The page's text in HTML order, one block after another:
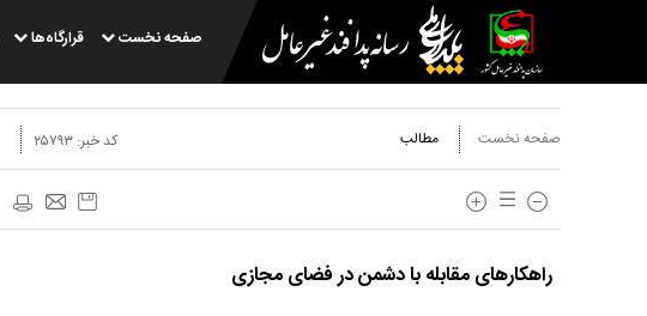
صفحه نخست قرارگاه‌ها
صفحه نخست مطالب کد خبر: ۲۵۷۹۳
راهکارهای مقابله با دشمن در فضای مجازی